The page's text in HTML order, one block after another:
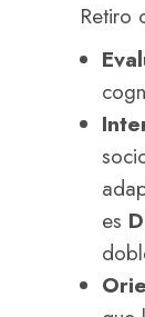
Retiro
es